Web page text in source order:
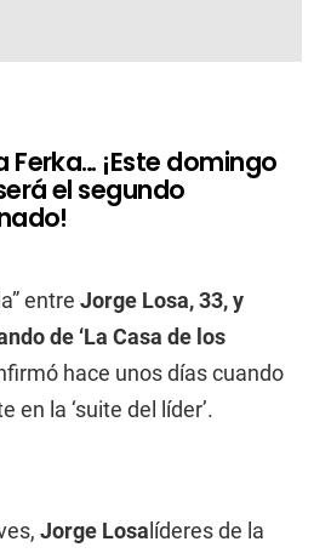
Ferka… ¡Este domingo
el segundo
entre Jorge Losa, 33, y
de ‘La Casa de los
hace unos días cuando
en la ‘suite del líder’.
Jorge Losa líderes de la